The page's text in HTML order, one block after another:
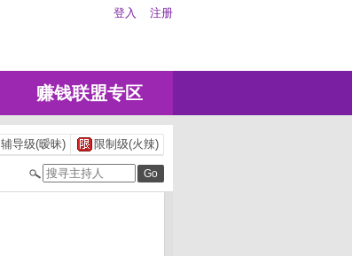
登入 注册
赚钱联盟专区
辅导级(暧昧) 限制级(火辣)